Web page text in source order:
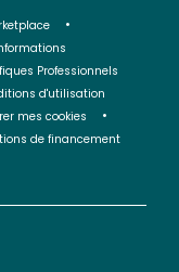
Professionnels
d'utilisation
mes cookies
de financement